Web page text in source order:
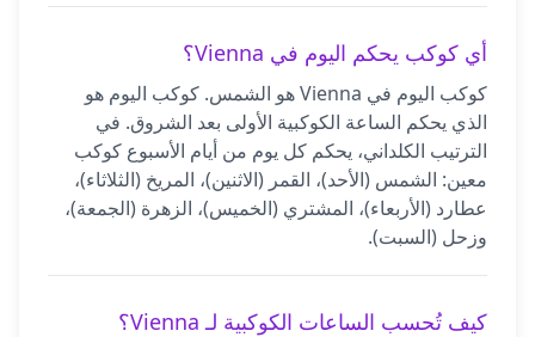
أي كوكب يحكم اليوم في Vienna؟
كوكب اليوم في Vienna هو الشمس. كوكب اليوم هو
الذي يحكم الساعة الكوكبية الأولى بعد الشروق. في
الترتيب الكلداني، يحكم كل يوم من أيام الأسبوع كوكب
معين: الشمس (الأحد)، القمر (الاثنين)، المريخ (الثلاثاء)،
عطارد (الأربعاء)، المشتري (الخميس)، الزهرة (الجمعة)،
وزحل (السبت).
كيف تُحسب الساعات الكوكبية لـ Vienna؟